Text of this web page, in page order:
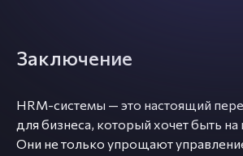
Заключение
HRM-системы — это настоящий
для бизнеса, который хочет быть
Они не только упрощают